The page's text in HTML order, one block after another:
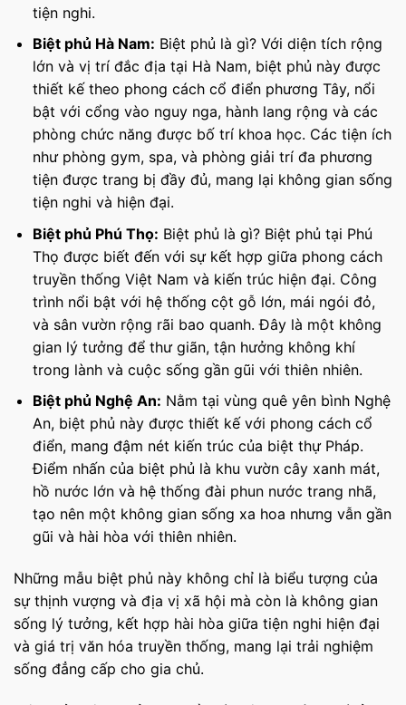
tiện nghi.
Biệt phủ Hà Nam: Biệt phủ là gì? Với diện tích rộng
lớn và vị trí đắc địa tại Hà Nam, biệt phủ này được
thiết kế theo phong cách cổ điển phương Tây, nổi
bật với cổng vào nguy nga, hành lang rộng và các
phòng chức năng được bố trí khoa học. Các tiện ích
như phòng gym, spa, và phòng giải trí đa phương
tiện được trang bị đầy đủ, mang lại không gian sống
tiện nghi và hiện đại.
Biệt phủ Phú Thọ: Biệt phủ là gì? Biệt phủ tại Phú
Thọ được biết đến với sự kết hợp giữa phong cách
truyền thống Việt Nam và kiến trúc hiện đại. Công
trình nổi bật với hệ thống cột gỗ lớn, mái ngói đỏ,
và sân vườn rộng rãi bao quanh. Đây là một không
gian lý tưởng để thư giãn, tận hưởng không khí
trong lành và cuộc sống gần gũi với thiên nhiên.
Biệt phủ Nghệ An: Nằm tại vùng quê yên bình Nghệ
An, biệt phủ này được thiết kế với phong cách cổ
điển, mang đậm nét kiến trúc của biệt thự Pháp.
Điểm nhấn của biệt phủ là khu vườn cây xanh mát,
hồ nước lớn và hệ thống đài phun nước trang nhã,
tạo nên một không gian sống xa hoa nhưng vẫn gần
gũi và hài hòa với thiên nhiên.
Những mẫu biệt phủ này không chỉ là biểu tượng của
sự thịnh vượng và địa vị xã hội mà còn là không gian
sống lý tưởng, kết hợp hài hòa giữa tiện nghi hiện đại
và giá trị văn hóa truyền thống, mang lại trải nghiệm
sống đẳng cấp cho gia chủ.